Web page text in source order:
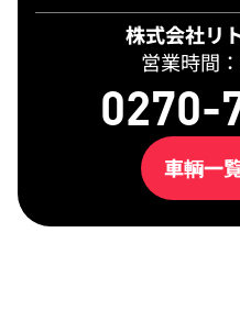
株式会社リ
営業時間
0270-
車輌一